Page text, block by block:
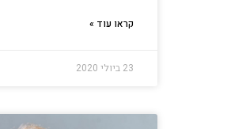
קראו עוד »
23 ביולי 2020